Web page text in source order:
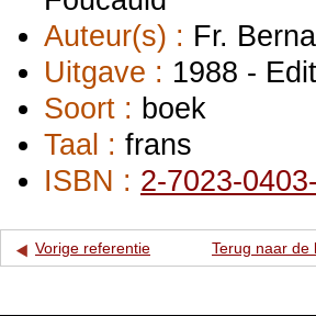
Auteur(s) : Fr.
Uitgave : 1988 -
Soort : boek
Taal : frans
ISBN : 2-7023-
Vorige referentie Terug naar de